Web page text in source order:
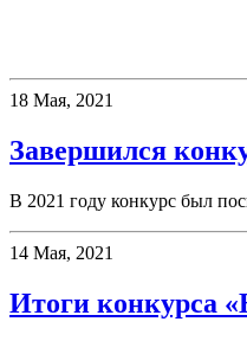
18 Мая, 2021
Завершился
В 2021 году конкурс был
14 Мая, 2021
Итоги конкурса